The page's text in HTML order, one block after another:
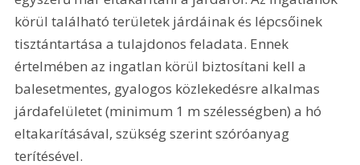
körül található területek járdáinak és lépcsőinek
tisztántartása a tulajdonos feladata. Ennek
értelmében az ingatlan körül biztosítani kell a
balesetmentes, gyalogos közlekedésre alkalmas
járdafelületet (minimum 1 m szélességben) a hó
eltakarításával, szükség szerint szóróanyag
terítésével.